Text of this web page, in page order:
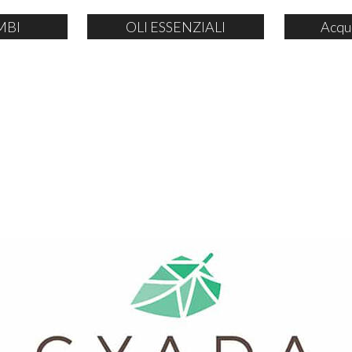
OLI ESSENZIALI